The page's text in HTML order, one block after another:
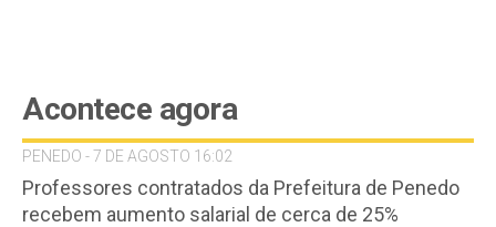
Acontece agora
PENEDO - 7 DE AGOSTO 16:02
Professores contratados da Prefeitura de Penedo
recebem aumento salarial de cerca de 25%